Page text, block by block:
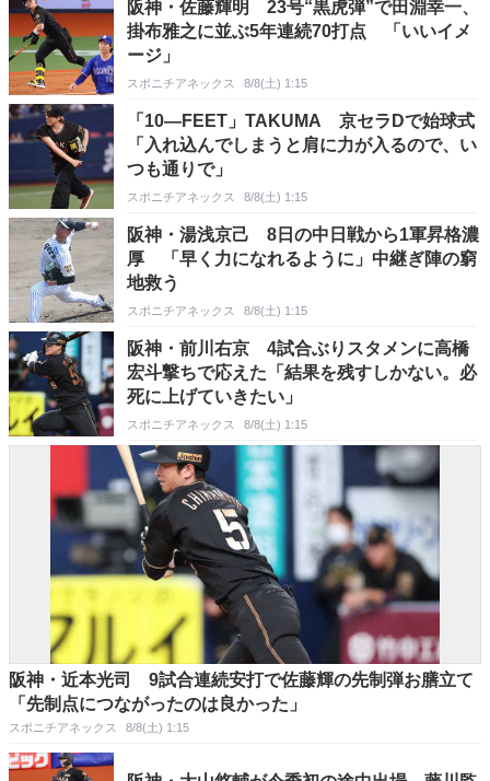
阪神・佐藤輝明 23号“黒虎弾”で田淵幸一、
掛布雅之に並ぶ5年連続70打点 「いいイメ
ージ」
スポニチアネックス 8/8(土) 1:15
「10―FEET」TAKUMA 京セラDで始球式
「入れ込んでしまうと肩に力が入るので、い
つも通りで」
スポニチアネックス 8/8(土) 1:15
阪神・湯浅京己 8日の中日戦から1軍昇格濃
厚 「早く力になれるように」中継ぎ陣の窮
地救う
スポニチアネックス 8/8(土) 1:15
阪神・前川右京 4試合ぶりスタメンに高橋
宏斗撃ちで応えた「結果を残すしかない。必
死に上げていきたい」
スポニチアネックス 8/8(土) 1:15
阪神・近本光司 9試合連続安打で佐藤輝の先制弾お膳立て
「先制点につながったのは良かった」
スポニチアネックス 8/8(土) 1:15